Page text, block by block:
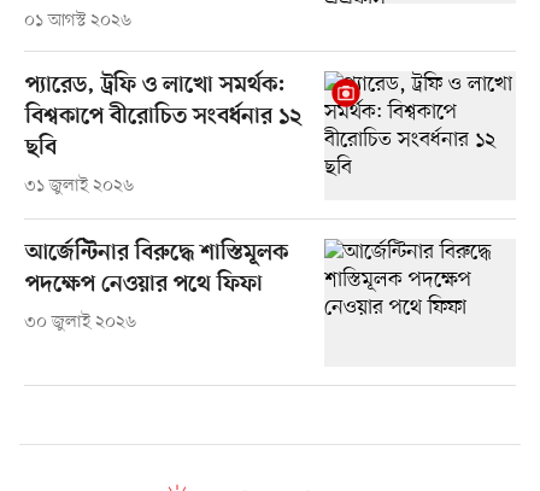
০১ আগস্ট ২০২৬
প্যারেড, ট্রফি ও লাখো সমর্থক:
বিশ্বকাপে বীরোচিত সংবর্ধনার ১২
ছবি
৩১ জুলাই ২০২৬
আর্জেন্টিনার বিরুদ্ধে শাস্তিমূলক
পদক্ষেপ নেওয়ার পথে ফিফা
৩০ জুলাই ২০২৬